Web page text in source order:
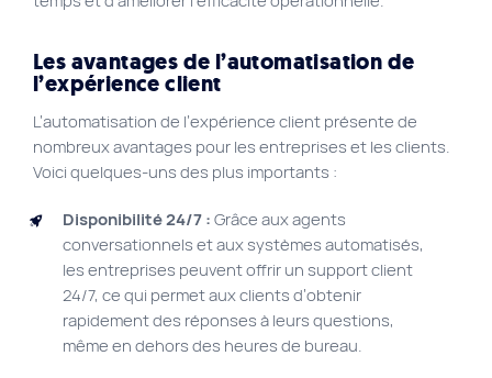
Les avantages de l’automatisation de
l’expérience client
L’automatisation de l’expérience client présente de
nombreux avantages pour les entreprises et les clients.
Voici quelques-uns des plus importants :
Disponibilité 24/7 : Grâce aux agents
conversationnels et aux systèmes automatisés,
les entreprises peuvent offrir un support client
24/7, ce qui permet aux clients d’obtenir
rapidement des réponses à leurs questions,
même en dehors des heures de bureau.